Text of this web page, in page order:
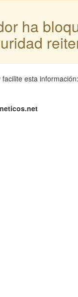
ha
esta información: